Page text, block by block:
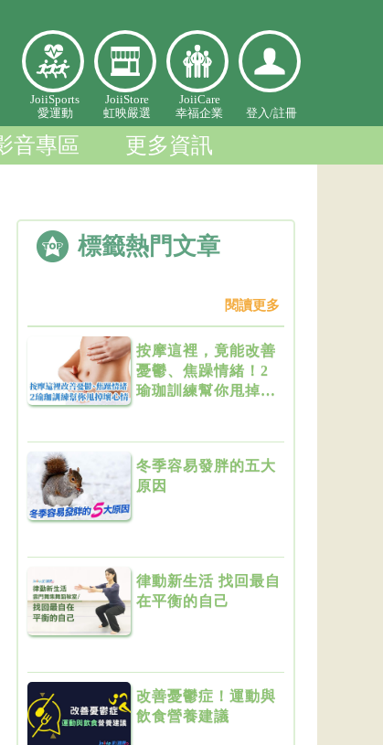
愛
運
動
虹映嚴
選
幸福企
業
人中心
JoiiSports
愛運動
JoiiStore
虹映嚴選
JoiiCare
幸福企業
登入/註冊
音專區 更多資訊
標籤熱門文章
閱讀更多
按摩這裡，竟能改善
憂鬱、焦躁情緒！2
瑜珈訓練幫你甩掉壞
冬季容易發胖的五大
原因
律動新生活 找回最自
在平衡的自己
改善憂鬱症！運動與
飲食營養建議